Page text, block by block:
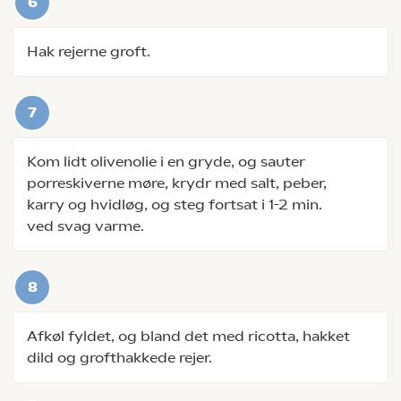
Hak rejerne groft.
Kom lidt olivenolie i en gryde, og sauter
porreskiverne møre, krydr med salt, peber,
karry og hvidløg, og steg fortsat i 1-2 min.
ved svag varme.
Afkøl fyldet, og bland det med ricotta, hakket
dild og grofthakkede rejer.